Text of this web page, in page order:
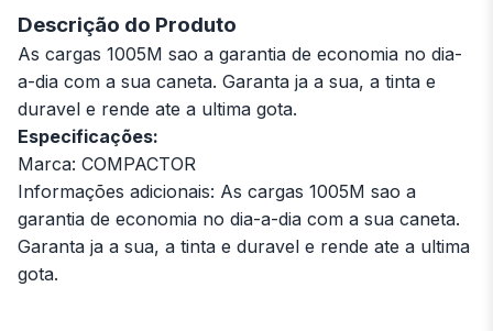
Descrição do Produto
As cargas 1005M sao a garantia de economia no dia-
a-dia com a sua caneta. Garanta ja a sua, a tinta e
duravel e rende ate a ultima gota.
Especificações:
Marca: COMPACTOR
Informações adicionais: As cargas 1005M sao a
garantia de economia no dia-a-dia com a sua caneta.
Garanta ja a sua, a tinta e duravel e rende ate a ultima
gota.